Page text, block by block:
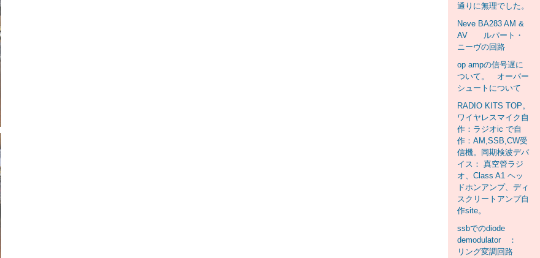
通りに無理でした。
Neve BA283 AM &
AV ルパート・
ニーヴの回路
op ampの信号遅に
ついて。 オーバー
シュートについて
RADIO KITS TOP。
ワイヤレスマイク自
作：ラジオic で自
作：AM,SSB,CW受
信機。同期検波デバ
イス： 真空管ラジ
オ、Class A1 ヘッ
ドホンアンプ、ディ
スクリートアンプ自
作site。
ssbでのdiode
demodulator ：
リング変調回路